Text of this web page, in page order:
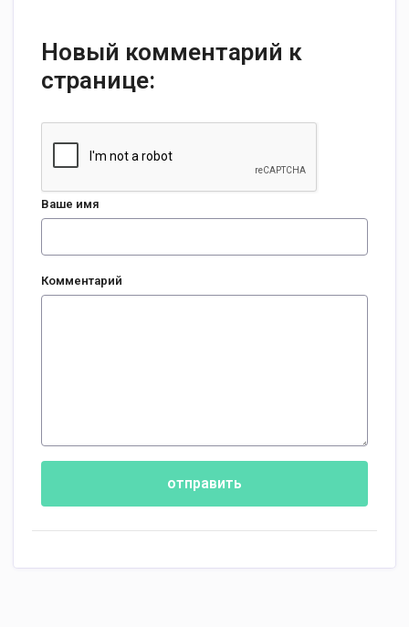
Новый комментарий к
странице:
Ваше имя
Комментарий
отправить